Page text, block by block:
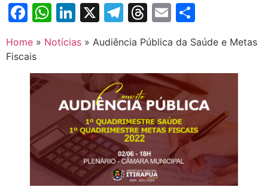
Facebook
WhatsApp
LinkedIn
X Telegram
Threads
Email
Home » Notícias » Audiência Pública da Saúde e Metas
Fiscais